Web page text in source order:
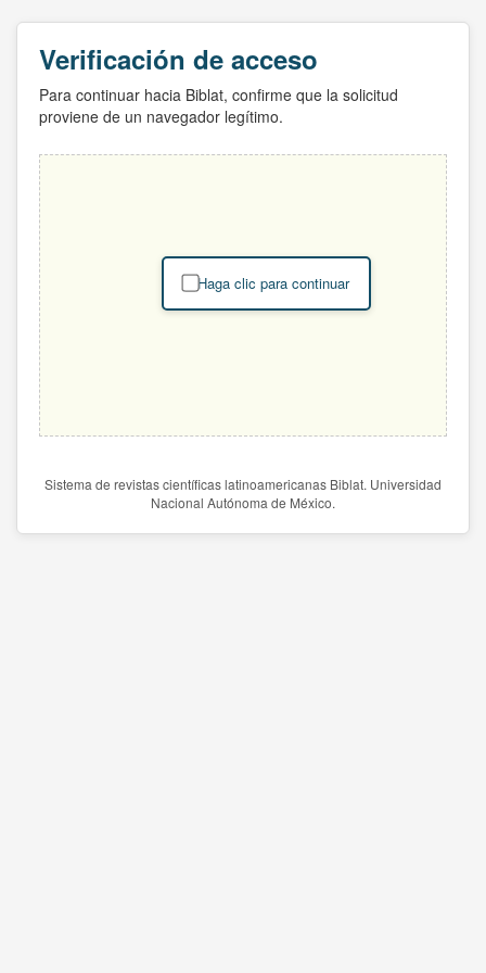
Verificación de acceso
Para continuar hacia Biblat, confirme que la solicitud
proviene de un navegador legítimo.
Haga clic para continuar
Sistema de revistas científicas latinoamericanas Biblat. Universidad
Nacional Autónoma de México.